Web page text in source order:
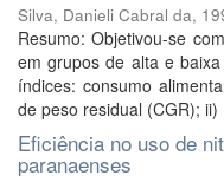
Silva, Danieli Cabral da,
Resumo: Objetivou-se
em grupos de alta e
índices: consumo
de peso residual (CGR); ii)
Eficiência no uso de
paranaenses